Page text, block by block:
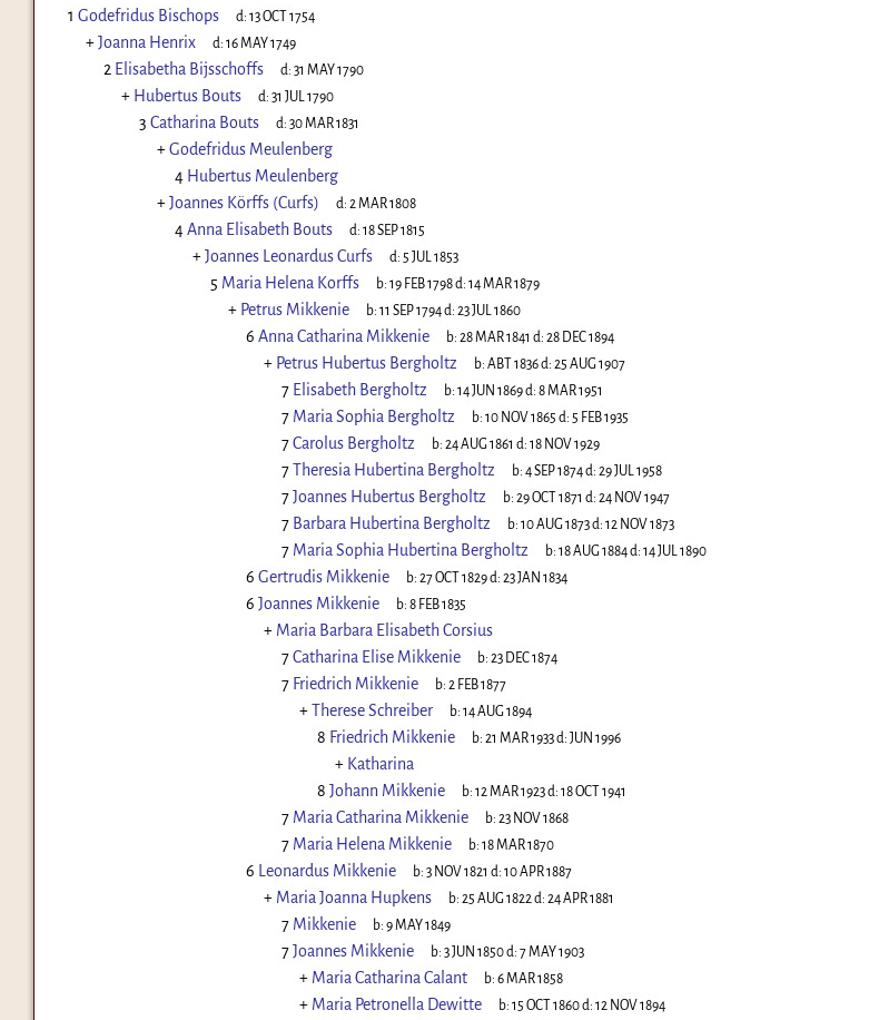
1 Godefridus Bischops d: 13 OCT 1754
+Joanna Henrix d: 16 MAY 1749
2 Elisabetha Bijsschoffs d: 31 MAY 1790
+ Hubertus Bouts d: 31 JUL 1790
3 Catharina Bouts d: 30 MAR 1831
+Godefridus Meulenberg
4 Hubertus Meulenberg
+Joannes Körffs (Curfs) d: 2 MAR 1808
4Anna Elisabeth Bouts d: 18 SEP 1815
+Joannes Leonardus Curfs d: 5 JUL 1853
5 Maria Helena Korffs b: 19 FEB 1798d: 14 MAR 1879
+ Petrus Mikkenie b: 11 SEP 1794d: 23 JUL 1860
6 Anna Catharina Mikkenie b: 28 MAR 1841 d: 28 DEC 1894
+ Petrus Hubertus Bergholtz b: ABT 1836d: 25 AUG 1907
7 Elisabeth Bergholtz b: 14 JUN 1869d: 8 MAR 1951
7 Maria Sophia Bergholtz b: 10 NOV 1865 d: 5 FEB 1935
7Carolus Bergholtz b: 24 AUG 1861 d: 18 NOV 1929
7Theresia Hubertina Bergholtz b: 4 SEP 1874d: 29 JUL 1958
7Joannes Hubertus Bergholtz b: 29 OCT 1871 d: 24 NOV 1947
7 Barbara Hubertina Bergholtz b: 10 AUG 1873d: 12 NOV 1873
7 Maria Sophia Hubertina Bergholtz b: 18 AUG 1884d: 14 JUL 1890
6 Gertrudis Mikkenie b: 27 OCT 1829d: 23 JAN 1834
6 Joannes Mikkenie b: 8 FEB 1835
+ Maria Barbara Elisabeth Corsius
7Catharina Elise Mikkenie b: 23 DEC 1874
7 Friedrich Mikkenie b: 2 FEB 1877
+Therese Schreiber b: 14 AUG 1894
8 Friedrich Mikkenie b: 21 MAR 1933d: JUN 1996
+ Katharina
8 Johann Mikkenie b: 12 MAR 1923d: 18 OCT 1941
7 Maria Catharina Mikkenie b: 23 NOV 1868
7 Maria Helena Mikkenie b: 18 MAR 1870
6 Leonardus Mikkenie b: 3 NOV 1821 d: 10 APR 1887
+ Maria Joanna Hupkens b: 25 AUG 1822d: 24 APR 1881
7 Mikkenie b: 9 MAY 1849
7Joannes Mikkenie b: 3 JUN 1850d: 7 MAY 1903
+ Maria Catharina Calant b: 6 MAR 1858
+ Maria Petronella Dewitte b: 15 OCT 1860d: 12 NOV 1894